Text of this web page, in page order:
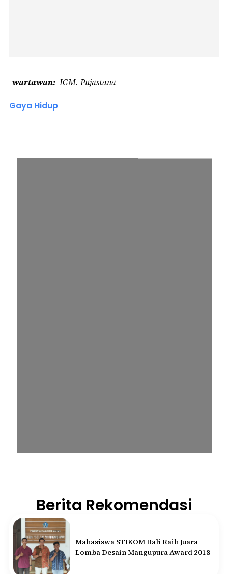
wartawan IGM. Pujastana
Gaya Hidup
Berita Rekomendasi
Mahasiswa STIKOM Bali Raih Juara
Lomba Desain Mangupura Award 2018